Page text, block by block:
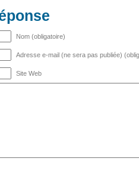
Nom (obligatoire)
Adresse e-mail (ne sera pas publiée)
Site Web